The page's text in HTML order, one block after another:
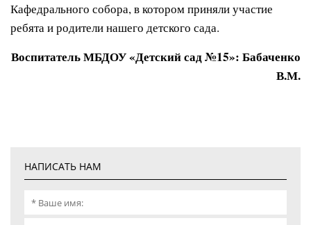
Кафедрального собора, в котором приняли участие
ребята и родители нашего детского сада.
Воспитатель МБДОУ «Детский сад №15»: Бабаченко
В.М.
НАПИСАТЬ НАМ